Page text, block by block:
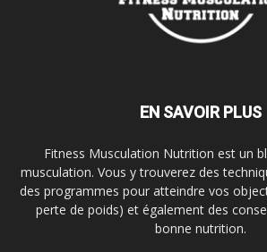
EN SAVOIR PLUS
Fitness Musculation Nutrition est un
musculation. Vous y trouverez des
des programmes pour atteindre vos
perte de poids) et également des
bonne nutrition.